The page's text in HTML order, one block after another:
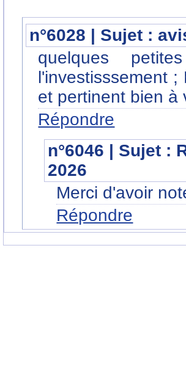
n°6028 | Sujet :
quelques
l'investisssement
et pertinent bien à
Répondre
n°6046 | Sujet :
2026
Merci d'avoir
Répondre